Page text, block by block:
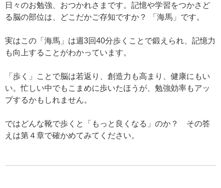
日々のお勉強、おつかれさまです。記憶や学習をつかさど
る脳の部位は、どこだかご存知ですか？ 「海馬」です。
実はこの「海馬」は週3回40分歩くことで鍛えられ、記憶力
も向上することがわかっています。
「歩く」ことで脳は若返り、創造力も高まり、健康にもい
い。忙しい中でもこまめに歩いたほうが、勉強効率もアッ
プするかもしれません。
ではどんな靴で歩くと「もっと良くなる」のか？ その答
えは第４章で確かめてみてください。